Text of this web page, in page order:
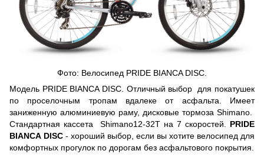
Фото: Велосипед PRIDE BIANCA DISC.
Модель PRIDE BIANCA DISC. Отличный выбор для покатушек
по проселочным тропам вдалеке от асфальта. Имеет
заниженную алюминиевую раму, дисковые тормоза Shimano.
Стандартная кассета Shimano12-32T на 7 скоростей. PRIDE
BIANCA DISC - хороший выбор, если вы хотите велосипед для
комфортных прогулок по дорогам без асфальтового покрытия.